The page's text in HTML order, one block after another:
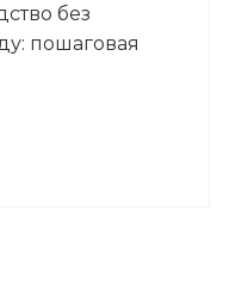
без
пошаговая